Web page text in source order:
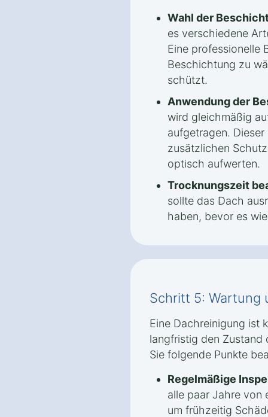
Wahl der
es verschiedene
Eine professionelle
Beschichtung zu
schützt.
Anwendung der
wird gleichmäßig
aufgetragen.
zusätzlichen
optisch aufwerten.
Trocknungszeit
sollte das Dach
haben, bevor es
Schritt 5: Wartung
Eine Dachreinigung ist
langfristig den Zustand
Sie folgende Punkte
Regelmäßige
alle paar Jahre von
um frühzeitig